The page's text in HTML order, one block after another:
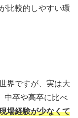
比較的しやすい環
界ですが、実は大
中卒や高卒に比べ
場経験が少なくて